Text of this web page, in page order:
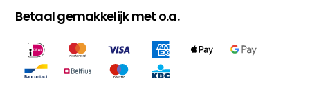
Betaal gemakkelijk met o.a.